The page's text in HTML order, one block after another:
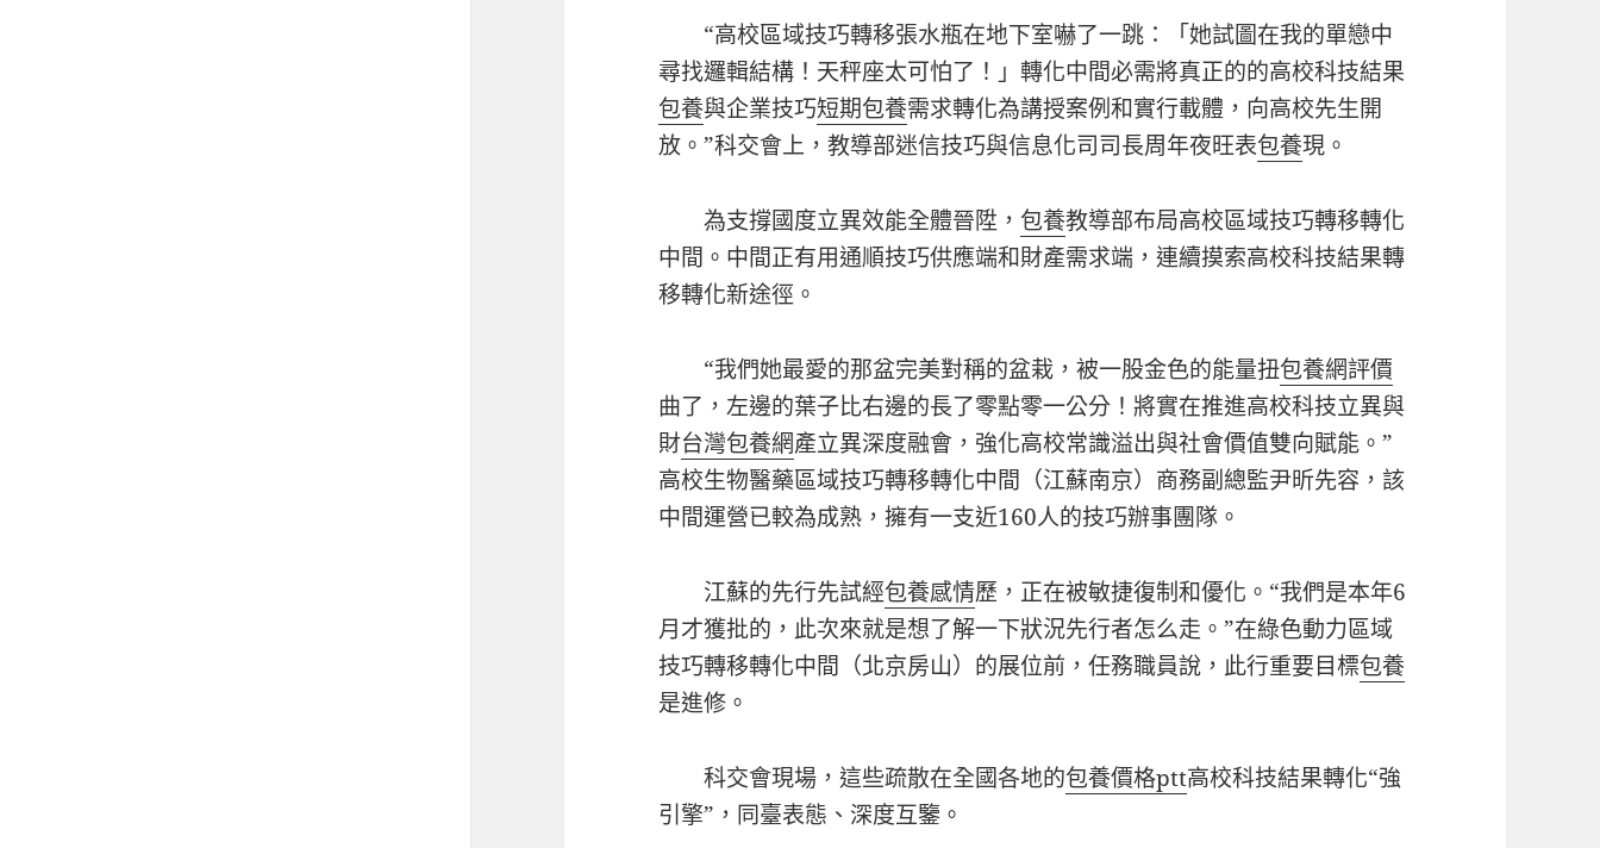
“高校區域技巧轉移張水瓶在地下室嚇了一跳：「她試圖在我的單戀中
尋找邏輯結構！天秤座太可怕了！」轉化中間必需將真正的的高校科技結果
包養與企業技巧短期包養需求轉化為講授案例和實行載體，向高校先生開
放。”科交會上，教導部迷信技巧與信息化司司長周年夜旺表包養現。
為支撐國度立異效能全體晉陞， 包養教導部布局高校區域技巧轉移轉化
中間。中間正有用通順技巧供應端和財產需求端，連續摸索高校科技結果轉
移轉化新途徑。
“我們她最愛的那盆完美對稱的盆栽，被一股金色的能量扭包養網評價
曲了，左邊的葉子比右邊的長了零點零一公分！將實在推進高校科技立異與
財台灣包養網產立異深度融會，強化高校常識溢出與社會價值雙向賦能。”
高校生物醫藥區域技巧轉移轉化中間（江蘇南京）商務副總監尹昕先容，該
中間運營已較為成熟，擁有一支近160人的技巧辦事團隊。
江蘇的先行先試經包養感情歷，正在被敏捷復制和優化。“我們是本年6
月才獲批的，此次來就是想了解一下狀況先行者怎么走。”在綠色動力區域
技巧轉移轉化中間（北京房山）的展位前，任務職員說，此行重要目標包養
是進修。
科交會現場，這些疏散在全國各地的包養價格ptt高校科技結果轉化“強
引擎”，同臺表態、深度互鑒。